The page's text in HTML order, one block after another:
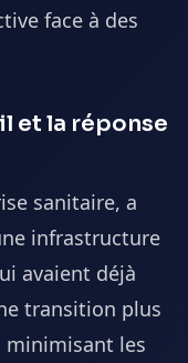
face à des
et la réponse
sanitaire, a
infrastructure
avaient déjà
transition plus
minimisant les